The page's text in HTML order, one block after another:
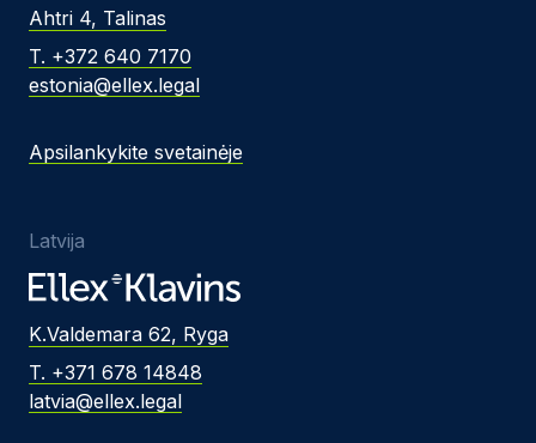
Ahtri 4, Talinas
T. +372 640 7170
estonia@ellex.legal
Apsilankykite svetainėje
Latvija
K.Valdemara 62, Ryga
T. +371 678 14848
latvia@ellex.legal